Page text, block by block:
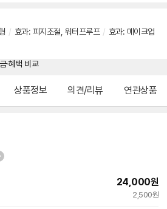
/ 효과: 피지조절 워터프루프 / 효과: 메이크업
상품정보 의견/리뷰 연관상품
24,000원
2,500원